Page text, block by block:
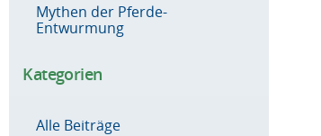
Mythen der Pferde-
Entwurmung
Kategorien
Alle Beiträge